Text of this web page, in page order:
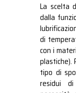
La scelta
dalla
di
con i
plastiche).
tipo di
residui